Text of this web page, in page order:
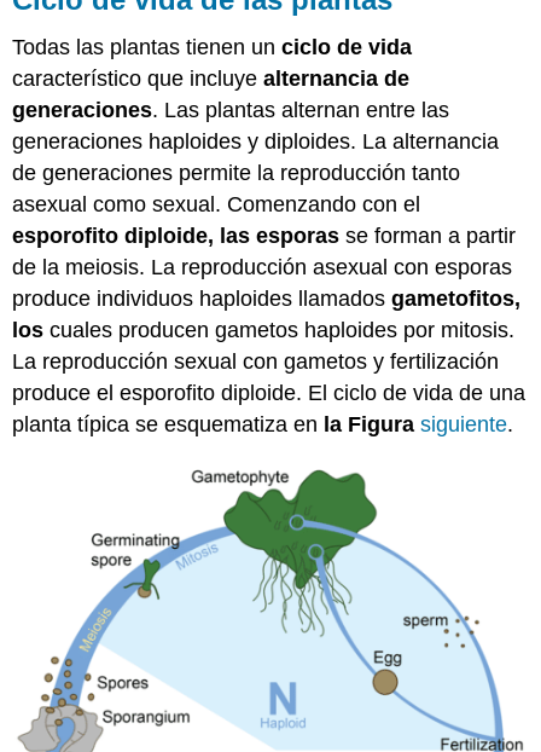
Todas las plantas tienen unciclo de vida
característico que incluyealternancia de
generaciones. Las plantas alternan entre las
generaciones haploides y diploides. La alternancia
de generaciones permite la reproducción tanto
asexual como sexual. Comenzando con el
esporofito diploide, lasesporas se forman a partir
de la meiosis. La reproducción asexual con esporas
produce individuos haploides llamadosgametofitos,
los cuales producen gametos haploides por mitosis.
La reproducción sexual con gametos y fertilización
produce el esporofito diploide. El ciclo de vida de una
planta típica se esquematiza en la Figura siguiente.